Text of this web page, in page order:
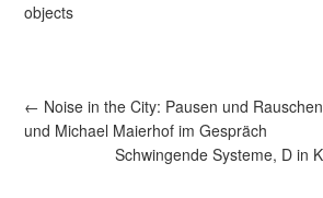
objects
← Noise in the City: Pausen und
und Michael Maierhof im Gespräch
Schwingende Systeme, D in